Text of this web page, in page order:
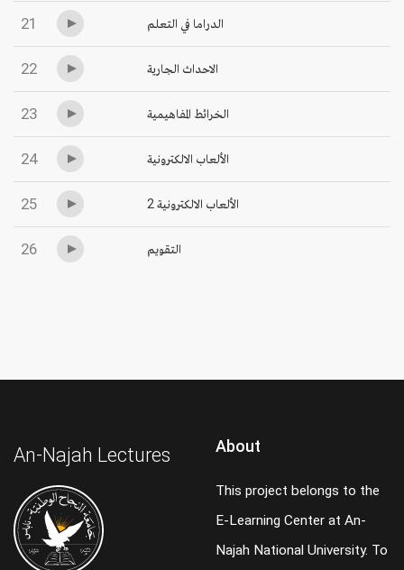
21 الدراما في التعلم
22 الاحداث الجارية
23 الخرائط المفاهيمية
24 الألعاب الالكترونية
25 الألعاب الالكترونية 2
26 التقويم
An-Najah Lectures About
This project belongs to the
E-Learning Center at An-
Najah National University. To